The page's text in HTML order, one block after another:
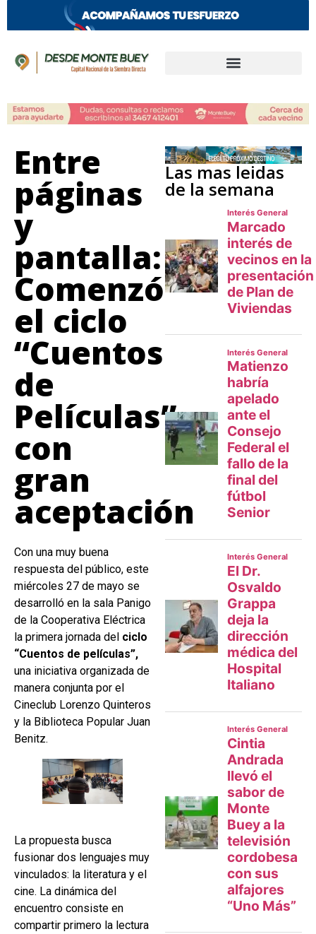
Entre
páginas
y
pantalla:
Comenzó
el ciclo
“Cuentos
de
Películas”
con
gran
aceptación
Con una muy buena
respuesta del público, este
miércoles 27 de mayo se
desarrolló en la sala Panigo
de la Cooperativa Eléctrica
la primera jornada del ciclo
“Cuentos de películas”,
una iniciativa organizada de
manera conjunta por el
Cineclub Lorenzo Quinteros
y la Biblioteca Popular Juan
Benitz.
La propuesta busca
fusionar dos lenguajes muy
vinculados: la literatura y el
cine. La dinámica del
encuentro consiste en
compartir primero la lectura
Las mas leidas
de la semana